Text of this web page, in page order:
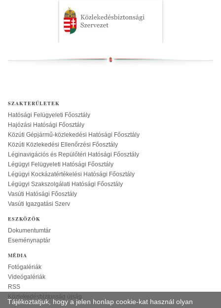
SZAKTERÜLETEK
Hatósági Felügyeleti Főosztály
Hajózási Hatósági Főosztály
Közúti Gépjármű-közlekedési Hatósági Főosztály
Közúti Közlekedési Ellenőrzési Főosztály
Léginavigációs és Repülőtéri Hatósági Főosztály
Légügyi Felügyeleti Hatósági Főosztály
Légügyi Kockázatértékelési Hatósági Főosztály
Légügyi Szakszolgálati Hatósági Főosztály
Vasúti Hatósági Főosztály
Vasúti Igazgatási Szerv
ESZKÖZÖK
Dokumentumtár
Eseménynaptár
MÉDIA
Fotógalériák
Videógalériák
RSS
Közlekedésbiztonság újság
Tájékoztatjuk, hogy a jelen honlap cookie-kat használ olyan